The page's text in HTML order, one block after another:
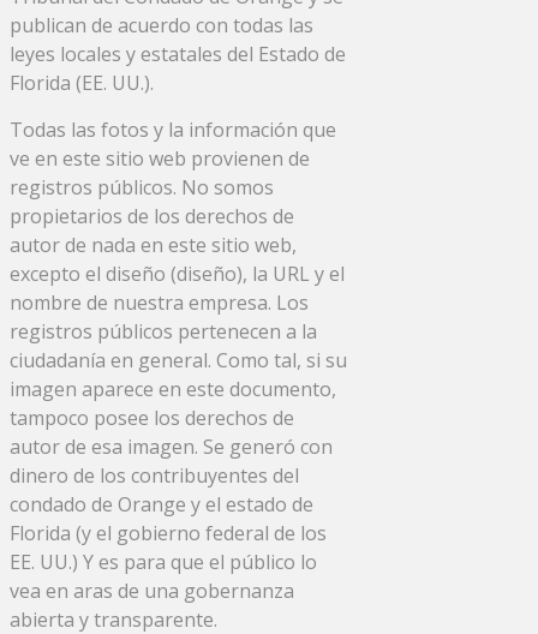
publican de acuerdo con todas las
leyes locales y estatales del Estado de
Florida (EE. UU.).
Todas las fotos y la información que
ve en este sitio web provienen de
registros públicos. No somos
propietarios de los derechos de
autor de nada en este sitio web,
excepto el diseño (diseño), la URL y el
nombre de nuestra empresa. Los
registros públicos pertenecen a la
ciudadanía en general. Como tal, si su
imagen aparece en este documento,
tampoco posee los derechos de
autor de esa imagen. Se generó con
dinero de los contribuyentes del
condado de Orange y el estado de
Florida (y el gobierno federal de los
EE. UU.) Y es para que el público lo
vea en aras de una gobernanza
abierta y transparente.